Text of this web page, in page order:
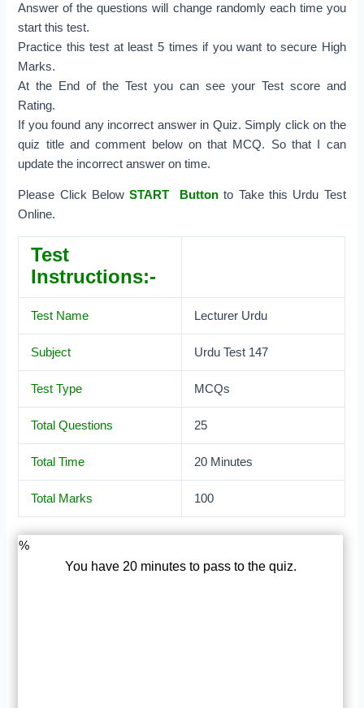
Answer of the questions will change randomly each time you
start this test.
Practice this test at least 5 times if you want to secure High
Marks.
At the End of the Test you can see your Test score and
Rating.
If you found any incorrect answer in Quiz. Simply click on the
quiz title and comment below on that MCQ. So that I can
update the incorrect answer on time.
Please Click BelowSTART Button to Take this Urdu Test
Online.
Test
Instructions:-
Test Name Lecturer Urdu
Subject Urdu Test 147
Test Type MCQs
Total Questions 25
Total Time 20 Minutes
Total Marks 100
%
You have 20 minutes to pass to the quiz.